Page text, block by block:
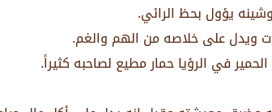
يؤول بحظ الرائي.
ويدل على خلاصه من الهم والغم.
في الرؤيا حمار مطيع لصاحبه كثيراً.